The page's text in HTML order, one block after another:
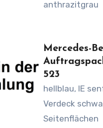
anthrazitgrau
Mercedes-
523
hellblau, IE senfgelb,
Verdeck
Seitenflächen